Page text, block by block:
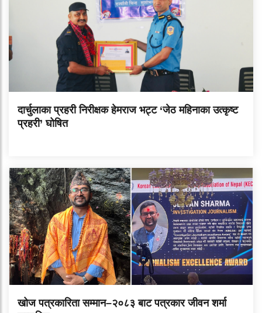
दार्चुलाका प्रहरी निरीक्षक हेमराज भट्ट ‘जेठ महिनाका उत्कृष्ट
प्रहरी’ घोषित
खोज पत्रकारिता सम्मान–२०८३ बाट पत्रकार जीवन शर्मा